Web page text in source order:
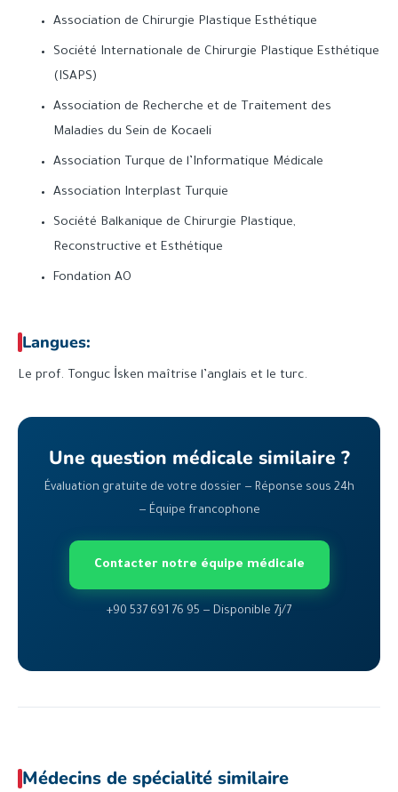
Association de Chirurgie Plastique Esthétique
Société Internationale de Chirurgie Plastique Esthétique
(ISAPS)
Association de Recherche et de Traitement des
Maladies du Sein de Kocaeli
Association Turque de l’Informatique Médicale
Association Interplast Turquie
Société Balkanique de Chirurgie Plastique,
Reconstructive et Esthétique
Fondation AO
Langues:
Le prof. Tonguc İsken maîtrise l’anglais et le turc.
Une question médicale similaire ?
Évaluation gratuite de votre dossier — Réponse sous 24h
— Équipe francophone
Contacter notre équipe médicale
+90 537 691 76 95 — Disponible 7j/7
Médecins de spécialité similaire